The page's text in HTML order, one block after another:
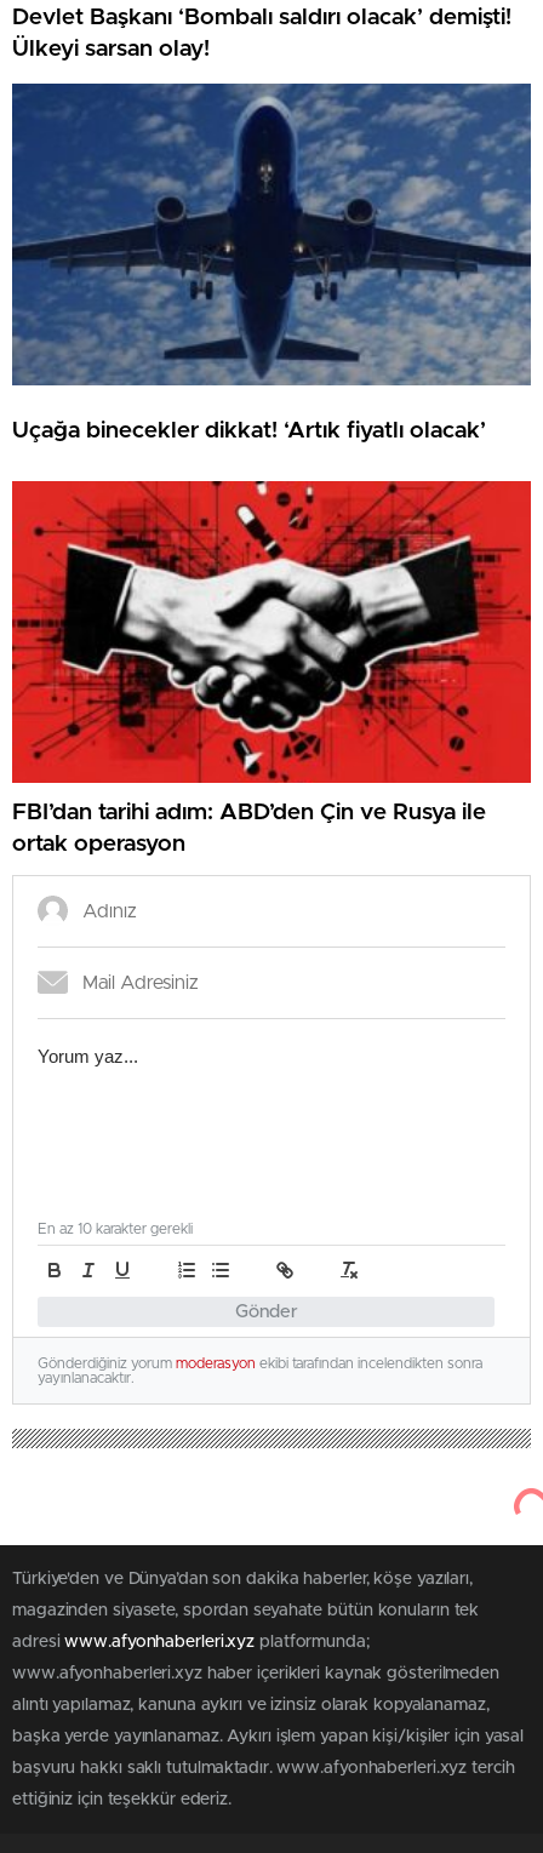
Devlet Başkanı ‘Bombalı saldırı olacak’ demişti!
Ülkeyi sarsan olay!
Uçağa binecekler dikkat! ‘Artık fiyatlı olacak’
FBI’dan tarihi adım: ABD’den Çin ve Rusya ile
ortak operasyon
Gönder
En az 10 karakter gerekli
Gönderdiğiniz yorum moderasyon ekibi tarafından incelendikten sonra
yayınlanacaktır.
Türkiye'den ve Dünya’dan son dakika haberler, köşe yazıları,
magazinden siyasete, spordan seyahate bütün konuların tek
adresiwww.afyonhaberleri.xyz platformunda;
www.afyonhaberleri.xyz haber içerikleri kaynak gösterilmeden
alıntı yapılamaz, kanuna aykırı ve izinsiz olarak kopyalanamaz,
başka yerde yayınlanamaz. Aykırı işlem yapan kişi/kişiler için yasal
başvuru hakkı saklı tutulmaktadır. www.afyonhaberleri.xyz tercih
ettiğiniz için teşekkür ederiz.